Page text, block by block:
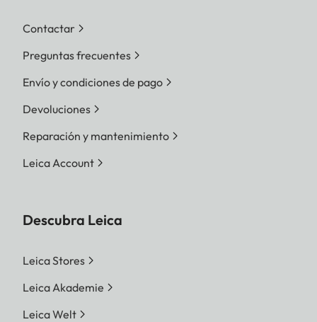
Contactar
Preguntas frecuentes
Envío y condiciones de pago
Devoluciones
Reparación y mantenimiento
Leica Account
Descubra Leica
Leica Stores
Leica Akademie
Leica Welt